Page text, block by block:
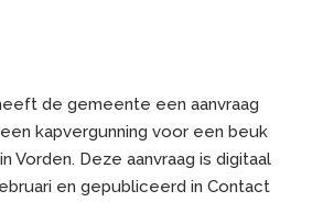
de gemeente een aanvraag
kapvergunning voor een beuk
Vorden. Deze aanvraag is digitaal
en gepubliceerd in Contact